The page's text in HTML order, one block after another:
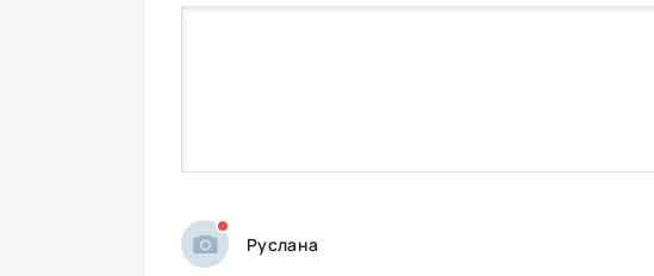
Руслана